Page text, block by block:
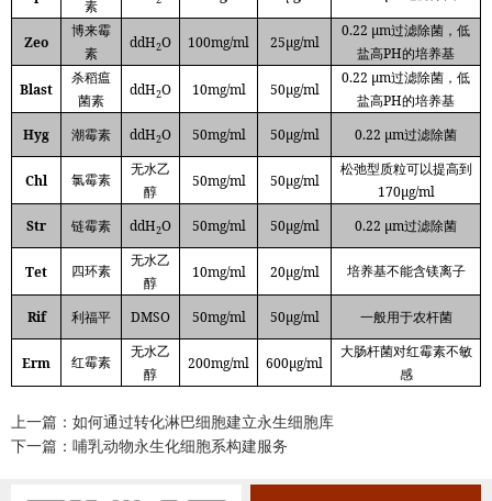
素
Zeo
博来霉
素
ddH2O 100mg/ml 25μg/ml
0.22 µm过滤除菌，低
盐高PH的培养基
Blast
杀稻瘟
菌素
ddH2O 10mg/ml 50μg/ml
0.22 µm过滤除菌，低
盐高PH的培养基
Hyg 潮霉素 ddH2O 50mg/ml 50μg/ml 0.22 µm过滤除菌
Chl 氯霉素
无水乙
醇
50mg/ml 50μg/ml
松弛型质粒可以提高到
170μg/ml
Str
链霉素 ddH2O 50mg/ml 50μg/ml 0.22 µm过滤除菌
Tet 四环素
无水乙
醇
10mg/ml 20μg/ml 培养基不能含镁离子
Rif 利福平 DMSO 50mg/ml 50μg/ml 一般用于农杆菌
Erm 红霉素
无水乙
醇
200mg/ml 600μg/ml
大肠杆菌对红霉素不敏
感
上一篇：如何通过转化淋巴细胞建立永生细胞库
下一篇：哺乳动物永生化细胞系构建服务